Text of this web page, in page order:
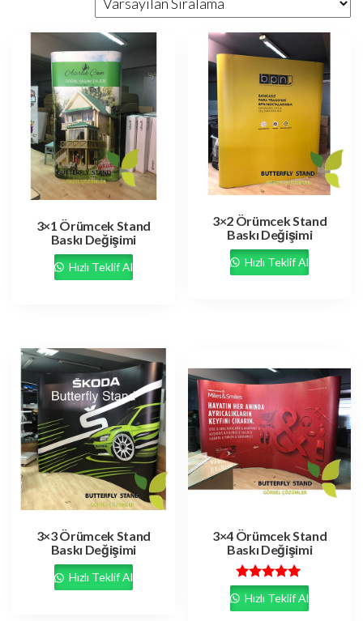
3×1 Örümcek Stand
Baskı Değişimi
Hızlı Teklif Al
3×2 Örümcek Stand
Baskı Değişimi
Hızlı Teklif Al
3×3 Örümcek Stand
Baskı Değişimi
Hızlı Teklif Al
3×4 Örümcek Stand
Baskı Değişimi
5 üzerinden
5.00
oy aldı
Hızlı Teklif Al